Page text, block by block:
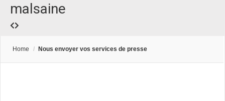
malsaine
Home / Nous envoyer vos services de presse